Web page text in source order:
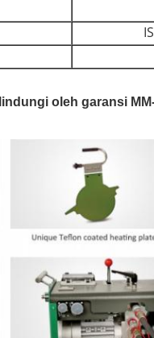
oleh garansi